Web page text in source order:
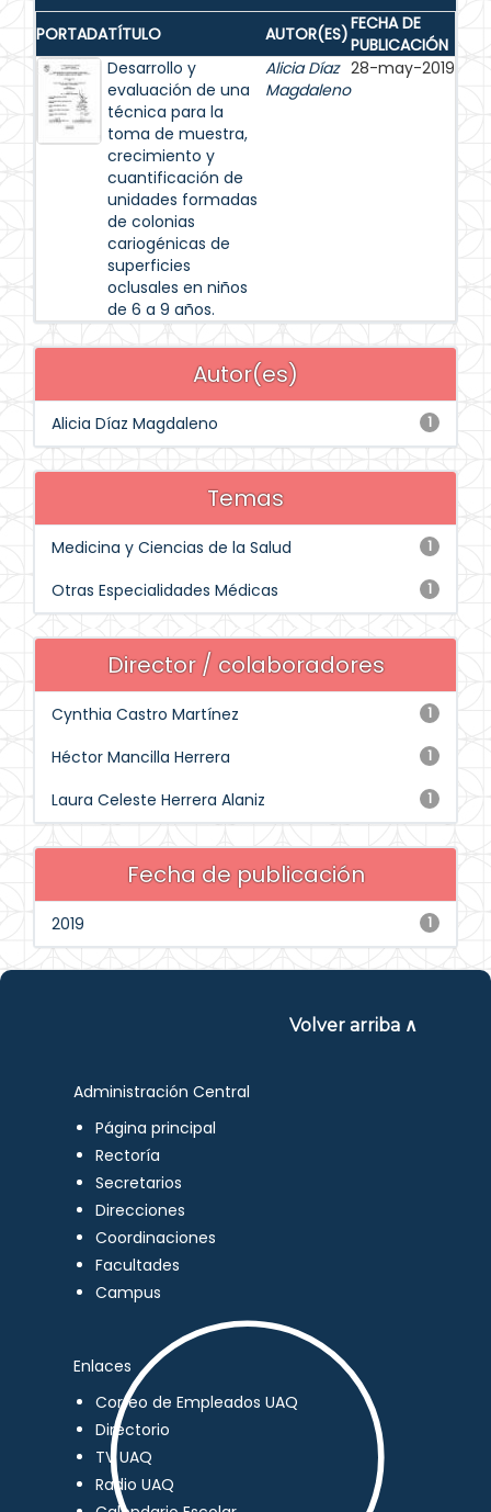
PORTADATÍTULO AUTOR(ES)FECHA DE
PUBLICACIÓN
Desarrollo y
evaluación de una
técnica para la
toma de muestra,
crecimiento y
cuantificación de
unidades formadas
de colonias
cariogénicas de
superficies
oclusales en niños
de 6 a 9 años.
Alicia Díaz
Magdaleno
28-may-2019
Autor(es)
1
Alicia Díaz Magdaleno
Temas
1
Medicina y Ciencias de la Salud
1
Otras Especialidades Médicas
Director / colaboradores
1
Cynthia Castro Martínez
1
Héctor Mancilla Herrera
1
Laura Celeste Herrera Alaniz
Fecha de publicación
1
2019
Volver arriba ∧
Administración Central
Página principal
Rectoría
Secretarios
Direcciones
Coordinaciones
Facultades
Campus
Enlaces
Correo de Empleados UAQ
Directorio
TV UAQ
Radio UAQ